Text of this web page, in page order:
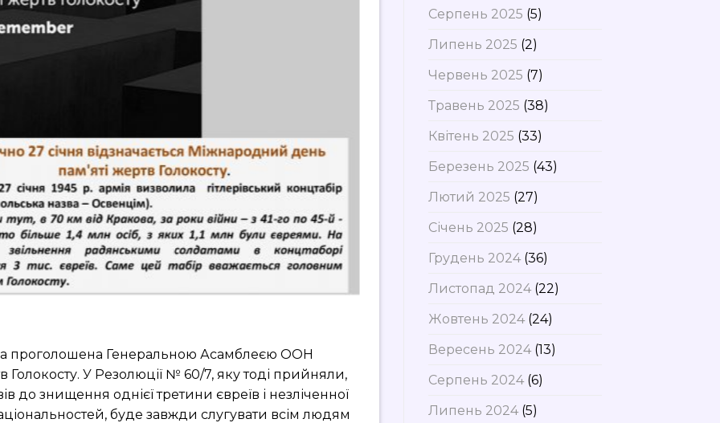
проголошена Генеральною Асамблеєю ООН
У Резолюції № 60/7, яку тоді прийняли,
до знищення однієї третини євреїв і незліченної
буде завжди слугувати всім людям
Серпень 2025 (5)
Липень 2025 (2)
Червень 2025 (7)
Травень 2025 (38)
Квітень 2025 (33)
Березень 2025 (43)
Лютий 2025 (27)
Січень 2025 (28)
Грудень 2024(36)
Листопад 2024(22)
Жовтень 2024(24)
Вересень 2024(13)
Серпень 2024(6)
Липень 2024(5)